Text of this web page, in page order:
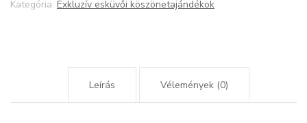
mintával
Kategória: Exkluzív esküvői köszönetajándékok
Leírás Vélemények (0)